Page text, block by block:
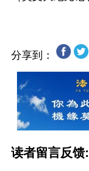
分享到：
读者留言反馈: